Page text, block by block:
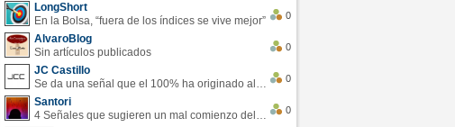
LongShort
En la Bolsa, “fuera de los índices se vive mejor”
0
AlvaroBlog
Sin artículos publicados
0
JC Castillo
Se da una señal que el 100% ha originado alzas en las bolsas
0
Santori
4 Señales que sugieren un mal comienzo del 3T de la economía EEUU
0